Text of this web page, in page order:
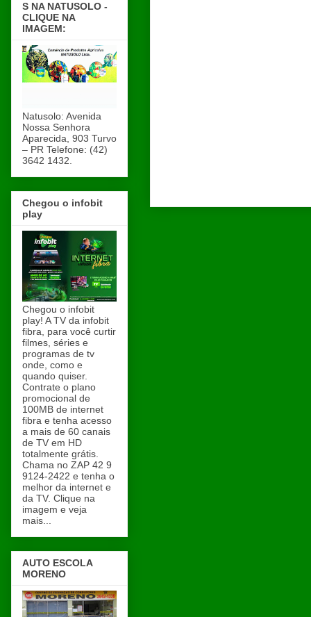
S NA NATUSOLO -
CLIQUE NA
IMAGEM:
Natusolo: Avenida
Nossa Senhora
Aparecida, 903 Turvo
– PR Telefone: (42)
3642 1432.
Chegou o infobit
play
Chegou o infobit
play! A TV da infobit
fibra, para você curtir
filmes, séries e
programas de tv
onde, como e
quando quiser.
Contrate o plano
promocional de
100MB de internet
fibra e tenha acesso
a mais de 60 canais
de TV em HD
totalmente grátis.
Chama no ZAP 42 9
9124-2422 e tenha o
melhor da internet e
da TV. Clique na
imagem e veja
mais...
AUTO ESCOLA
MORENO